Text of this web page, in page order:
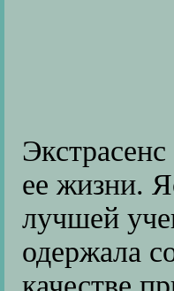
Экстрасенс
ее жизни.
лучшей
одержала